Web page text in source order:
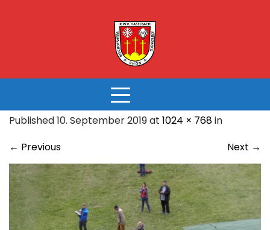
Published 10. September 2019 at 1024 × 768in
← Previous Next →